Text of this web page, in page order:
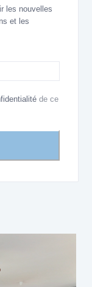
les nouvelles
et les
de ce